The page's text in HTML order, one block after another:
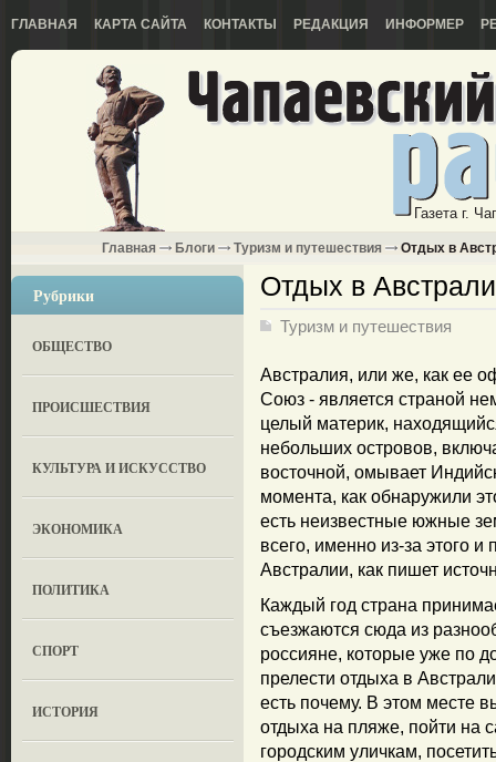
ГЛАВНАЯ КАРТА САЙТА КОНТАКТЫ РЕДАКЦИЯ ИНФОРМЕР
Газета г.
Главная Блоги Туризм и путешествия Отдых в
Рубрики
ОБЩЕСТВО
ПРОИСШЕСТВИЯ
КУЛЬТУРА И ИСКУССТВО
ЭКОНОМИКА
ПОЛИТИКА
СПОРТ
ИСТОРИЯ
Отдых в
Туризм и путешествия
Австралия, или же, как ее
Союз - является страной
целый материк,
небольших островов,
восточной, омывает
момента, как обнаружили
есть неизвестные южные
всего, именно из-за этого
Австралии, как пишет
Каждый год страна
съезжаются сюда из
россияне, которые уже по
прелести отдыха в
есть почему. В этом месте
отдыха на пляже, пойти на
городским уличкам,